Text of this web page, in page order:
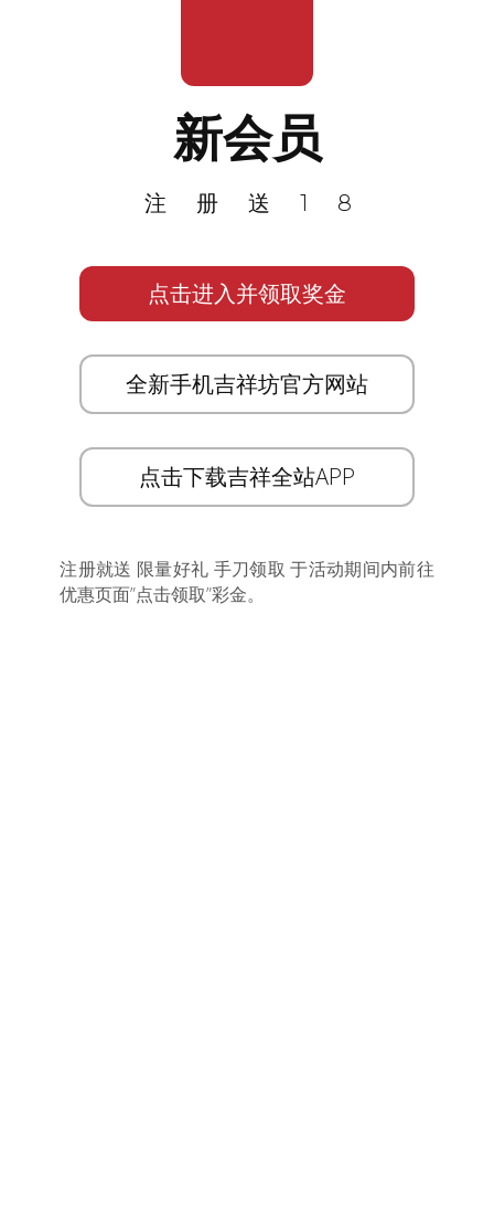
新会员
注册送18
点击进入并领取奖金
全新手机吉祥坊官方网站
点击下载吉祥全站APP
注册就送 限量好礼 手刀领取 于活动期间内前往
优惠页面”点击领取”彩金。